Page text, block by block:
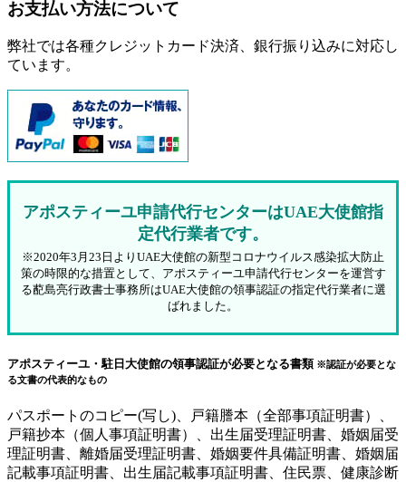
お支払い方法について
弊社では各種クレジットカード決済、銀行振り込みに対応し
ています。
アポスティーユ申請代行センターはUAE大使館指
定代行業者です。
※2020年3月23日よりUAE大使館の新型コロナウイルス感染拡大防止
策の時限的な措置として、アポスティーユ申請代行センターを運営す
る蓜島亮行政書士事務所はUAE大使館の領事認証の指定代行業者に選
ばれました。
アポスティーユ・駐日大使館の領事認証が必要となる書類 ※認証が必要とな
る文書の代表的なもの
パスポートのコピー(写し)、戸籍謄本（全部事項証明書）、
戸籍抄本（個人事項証明書）、出生届受理証明書、婚姻届受
理証明書、離婚届受理証明書、婚姻要件具備証明書、婚姻届
記載事項証明書、出生届記載事項証明書、住民票、健康診断